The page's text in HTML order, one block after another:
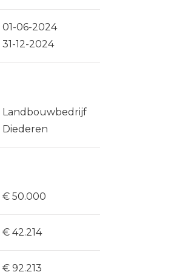
01-06-2024
31-12-2024
Landbouwbedrijf
Diederen
€ 50.000
€ 42.214
€ 92.213